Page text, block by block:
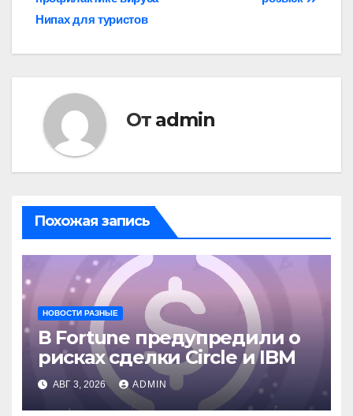
Нипах для туристов
От admin
Похожая запись
НОВОСТИ РАЗНЫЕ
В Fortune предупредили о
рисках сделки Circle и IBM
АВГ 3, 2026 ADMIN